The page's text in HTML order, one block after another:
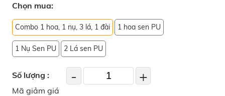
Chọn mua:
Combo 1 hoa, 1 nụ, 3 lá, 1 đài 1 hoa sen PU
1 Nụ Sen PU 2 Lá sen PU
Số lượng : - +
Mã giảm giá